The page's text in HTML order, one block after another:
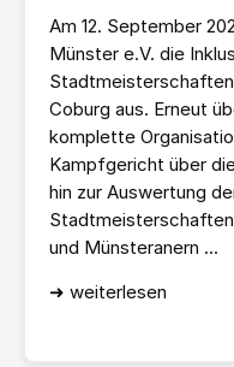
Am 12. September
Münster e.V. die
Coburg aus. Erneut
komplette
Kampfgericht über
hin zur Auswertung
und Münsteranern ...
➜ weiterlesen